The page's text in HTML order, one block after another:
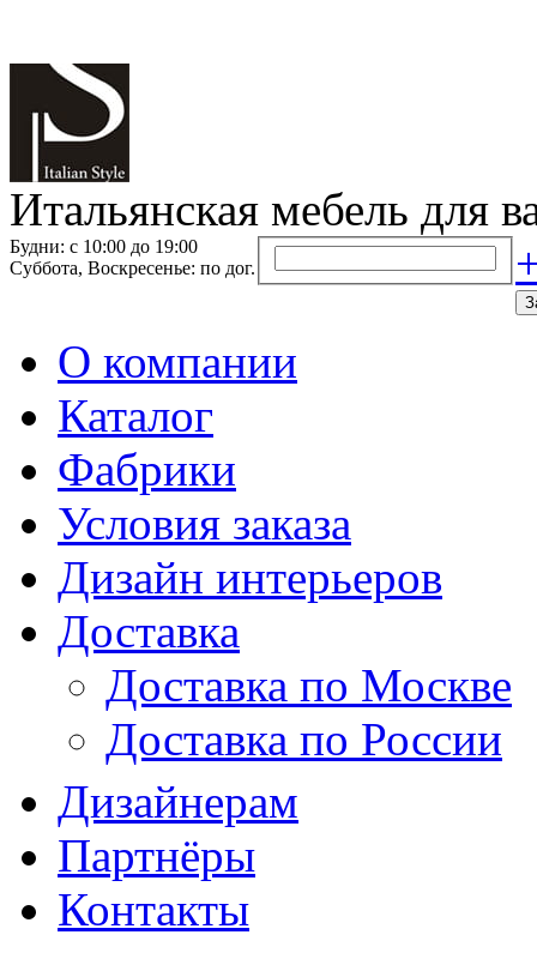
Итальянская мебель для
Будни: с 10:00 до 19:00
Суббота, Воскресенье: по дог.
О компании
Каталог
Фабрики
Условия заказа
Дизайн интерьеров
Доставка
Доставка по Москве
Доставка по России
Дизайнерам
Партнёры
Контакты